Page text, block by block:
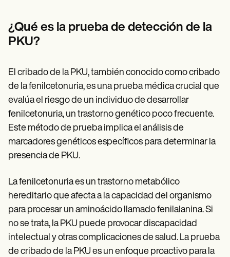
Demos
Training Hub
Webinars
Pricing
Why Carepatron?
Get started
¿Qué es la prueba de detección de la
PKU?
El cribado de la PKU, también conocido como cribado
de la fenilcetonuria, es una prueba médica crucial que
evalúa el riesgo de un individuo de desarrollar
fenilcetonuria, un trastorno genético poco frecuente.
Este método de prueba implica el análisis de
marcadores genéticos específicos para determinar la
presencia de PKU.
La fenilcetonuria es un trastorno metabólico
hereditario que afecta a la capacidad del organismo
para procesar un aminoácido llamado fenilalanina. Si
no se trata, la PKU puede provocar discapacidad
intelectual y otras complicaciones de salud. La prueba
de cribado de la PKU es un enfoque proactivo para la